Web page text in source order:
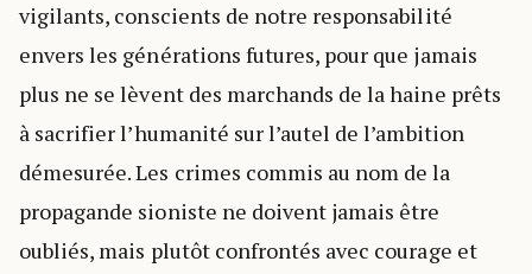
vigilants, conscients de notre responsabilité
envers les générations futures, pour que jamais
plus ne se lèvent des marchands de la haine prêts
à sacrifier l’humanité sur l’autel de l’ambition
démesurée. Les crimes commis au nom de la
propagande sioniste ne doivent jamais être
oubliés, mais plutôt confrontés avec courage et